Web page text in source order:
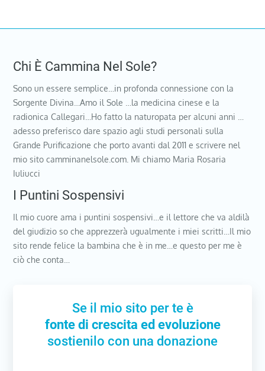
Chi È Cammina Nel Sole?
Sono un essere semplice…in profonda connessione con la
Sorgente Divina…Amo il Sole …la medicina cinese e la
radionica Callegari…Ho fatto la naturopata per alcuni anni …
adesso preferisco dare spazio agli studi personali sulla
Grande Purificazione che porto avanti dal 2011 e scrivere nel
mio sito camminanelsole.com. Mi chiamo Maria Rosaria
Iuliucci
I Puntini Sospensivi
Il mio cuore ama i puntini sospensivi…e il lettore che va aldilà
del giudizio so che apprezzerà ugualmente i miei scritti…Il mio
sito rende felice la bambina che è in me…e questo per me è
ciò che conta…
Se il mio sito per te è
fonte di crescita ed evoluzione
sostienilo con una donazione